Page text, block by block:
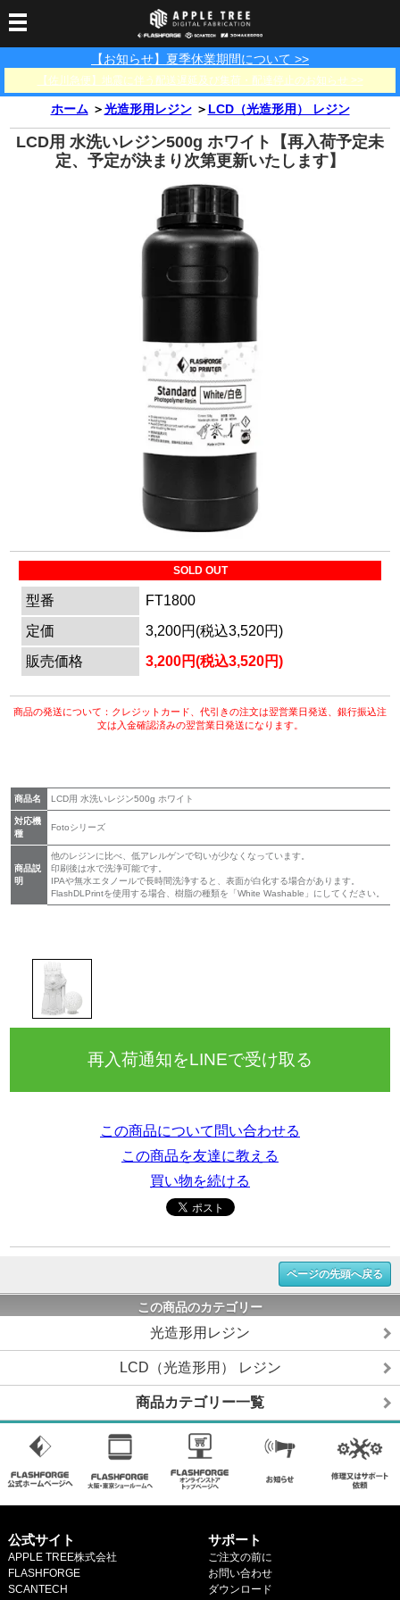
【お知らせ】夏季休業期間について >>
【佐川急便】地震に伴う配送遅延及び集荷・配達停止のお知らせ >>
3Dプリンター
3Dプリンター一覧 FLASHFORGE Bambu Lab
3Dスキャナー
SCANOLOGY 3DeVOK 3Dスキャナー消耗品
3DMakerpro
フィラメント
フィラメント一覧 FLASHFORGE Bambu Lab
その他
光造形用レジン
LCD用レジン
消耗品
部品
工具類
その他
フィラメント保管用乾
サポート
オフィシャルサイト
法人窓口
マイページ
カートを見る
ホーム ＞光造形用レジン ＞ LCD（光造形用） レジン
LCD用 水洗いレジン500g ホワイト【再入荷予定未
定、予定が決まり次第更新いたします】
SOLD OUT
型番
FT1800
定価
3,200円(税込3,520円)
販売価格
3,200円(税込3,520円)
商品の発送について：クレジットカード、代引きの注文は翌営業日発送、銀行振込注
文は入金確認済みの翌営業日発送になります。
商品名 LCD用 水洗いレジン500g ホワイト
対応機
種
Fotoシリーズ
商品説
明
他のレジンに比べ、低アレルゲンで匂いが少なくなっています。
印刷後は水で洗浄可能です。
IPAや無水エタノールで長時間洗浄すると、表面が白化する場合があります。
FlashDLPrintを使用する場合、樹脂の種類を「White Washable」にしてください。
再入荷通知をLINEで受け取る
この商品について問い合わせる
この商品を友達に教える
買い物を続ける
ページの先頭へ戻る
この商品のカテゴリー
光造形用レジン
LCD（光造形用） レジン
商品カテゴリー一覧
公式サイト
APPLE TREE株式会社
FLASHFORGE
SCANTECH
サポート
ご注文の前に
お問い合わせ
ダウンロード